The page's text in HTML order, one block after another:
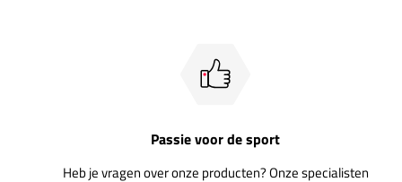
Passie voor de sport
Heb je vragen over onze producten? Onze specialisten